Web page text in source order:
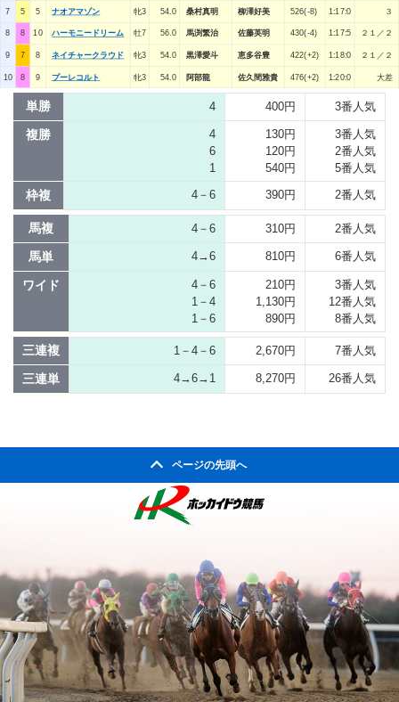
7 5 5 ナオアマゾン 牝3 54.0 桑村真明 柳澤好美 526(-8) 1:17:0 ３
8 8 10 ハーモニードリーム 牡7 56.0 馬渕繁治 佐藤英明 430(-4) 1:17:5 ２１／２
9 7 8 ネイチャークラウド 牝3 54.0 黒澤愛斗 恵多谷豊 422(+2) 1:18:0 ２１／２
10 8 9 プーレコルト 牝3 54.0 阿部龍 佐久間雅貴 476(+2) 1:20:0 大差
単勝 4 400円 3番人気
複勝
4
6
1
130円
120円
540円
3番人気
2番人気
5番人気
枠複 4－6 390円 2番人気
馬複 4－6 310円 2番人気
馬単 4→6 810円 6番人気
ワイド
4－6
1－4
1－6
210円
1,130円
890円
3番人気
12番人気
8番人気
三連複 1－4－6 2,670円 7番人気
三連単 4→6→1 8,270円 26番人気
ページの先頭へ